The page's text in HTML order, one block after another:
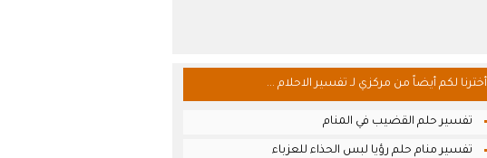
أخترنا لكم أيضاً من مركزي لـ تفسير الاحلام ...
تفسير حلم القضيب في المنام
تفسير منام حلم رؤيا لبس الحذاء للعزباء